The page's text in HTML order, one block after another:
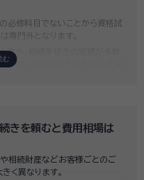
必修科目でないことから資格試
専門外となります。
業や、相続手続きの実績が多数
のない相続手続きのために非常
きを頼むと費用相場は
相続財産などお客様ごとのご
く異なります。